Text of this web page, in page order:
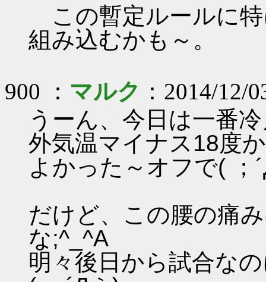
この暫定ルールに
組み込むかも～。
900 ： マルク ：2014/12/
うーん、今日は一番
外気温マイナス18度
よかった～オフで( ；
だけど、この腰の痛
な;^_^A
明々後日から試合な